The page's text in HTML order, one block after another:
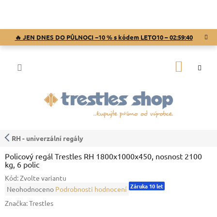
🔥 JEN DNES DO PŮLNOCI −10 % s kódem LETO10 –02:59:39
RH - univerzální regály
Policový regál Trestles RH 1800x1000x450, nosnost 2100
kg, 6 polic
Kód:Zvolte variantu
Průměrné
produktu
Neohodnoceno Podrobnosti hodnocení Záruka 10 let
Značka:Trestles